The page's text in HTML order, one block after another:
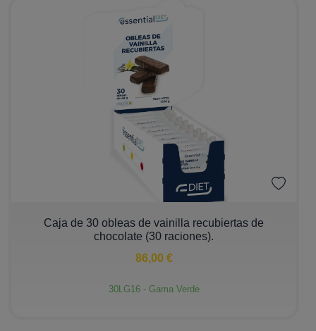
+
Caja de 30 obleas de vainilla recubiertas de
chocolate (30 raciones).
86,00 €
30LG16 - Gama Verde